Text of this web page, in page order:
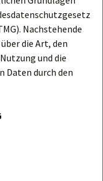
Nachstehende
die Art, den
und die
Daten durch den